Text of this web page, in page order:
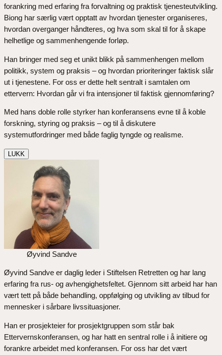
forankring med erfaring fra forvaltning og praktisk tjenesteutvikling.
Biong har særlig vært opptatt av hvordan tjenester organiseres,
hvordan overganger håndteres, og hva som skal til for å skape
helhetlige og sammenhengende forløp.
Han bringer med seg et unikt blikk på sammenhengen mellom
politikk, system og praksis – og hvordan prioriteringer faktisk slår
ut i tjenestene. For oss er dette helt sentralt i samtalen om
ettervern: Hvordan går vi fra intensjoner til faktisk gjennomføring?
Med hans doble rolle styrker han konferansens evne til å koble
forskning, styring og praksis – og til å diskutere
systemutfordringer med både faglig tyngde og realisme.
LUKK
Øyvind Sandve
Øyvind Sandve er daglig leder i Stiftelsen Retretten og har lang
erfaring fra rus- og avhengighetsfeltet. Gjennom sitt arbeid har han
vært tett på både behandling, oppfølging og utvikling av tilbud for
mennesker i sårbare livssituasjoner.
Han er prosjekteier for prosjektgruppen som står bak
Ettervernskonferansen, og har hatt en sentral rolle i å initiere og
forankre arbeidet med konferansen. For oss har det vært